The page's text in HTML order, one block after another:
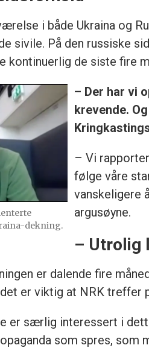
i både Ukraina og
sivile. På den russiske
kontinuerlig de siste fire
dekning.
– Der har vi
krevende.
– Vi
følge våre
vanskeligere
argusøyne.
–
er dalende fire
er viktig at NRK treffer
er særlig interessert i
som spres, som